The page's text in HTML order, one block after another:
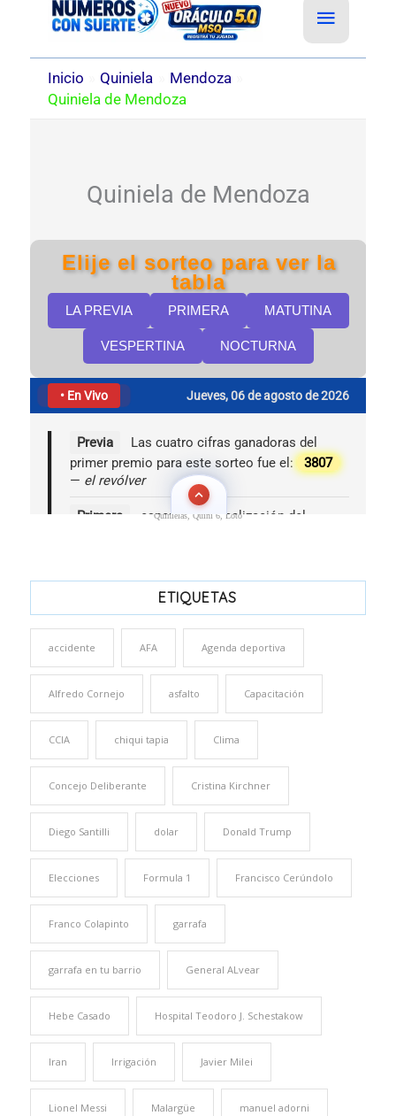
Quinielas, Quini 6, Loto
ETIQUETAS
accidente AFA Agenda deportiva
Alfredo Cornejo asfalto Capacitación
CCIA chiqui tapia Clima
Concejo Deliberante Cristina Kirchner
Diego Santilli dolar Donald Trump
Elecciones Formula 1 Francisco Cerúndolo
Franco Colapinto garrafa
garrafa en tu barrio General ALvear
Hebe Casado Hospital Teodoro J. Schestakow
Iran Irrigación Javier Milei
Lionel Messi Malargüe manuel adorni